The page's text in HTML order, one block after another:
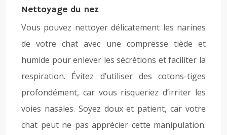
Nettoyage du nez
Vous pouvez nettoyer délicatement les narines
de votre chat avec une compresse tiède et
humide pour enlever les sécrétions et faciliter la
respiration. Évitez d’utiliser des cotons-tiges
profondément, car vous risqueriez d’irriter les
voies nasales. Soyez doux et patient, car votre
chat peut ne pas apprécier cette manipulation.